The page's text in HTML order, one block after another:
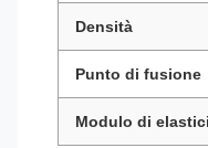
Densità
Punto di fusione
Modulo di